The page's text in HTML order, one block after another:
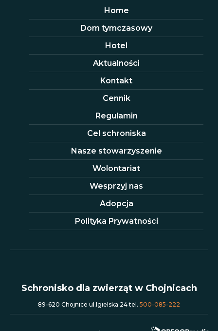
Home
Dom tymczasowy
Hotel
Aktualności
Kontakt
Cennik
Regulamin
Cel schroniska
Nasze stowarzyszenie
Wolontariat
Wesprzyj nas
Adopcja
Polityka Prywatności
Schronisko dla zwierząt w Chojnicach
89-620 Chojnice ul.Igielska 24 tel. 500-085-222